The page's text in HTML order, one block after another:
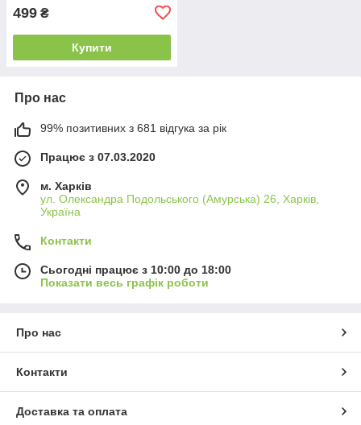
499 ₴
Купити
Про нас
99% позитивних з 681 відгука за рік
Працює з 07.03.2020
м. Харків
ул. Олександра Подольського (Амурська) 26, Харків,
Україна
Контакти
Сьогодні працює з 10:00 до 18:00
Показати весь графік роботи
Про нас
Контакти
Доставка та оплата